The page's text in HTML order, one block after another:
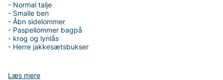
Læs mere
- Normal talje
- Smalle ben
- Åbn sidelommer
- Paspellommer bagpå
- krog og lynlås
- Herre jakkesætsbukser